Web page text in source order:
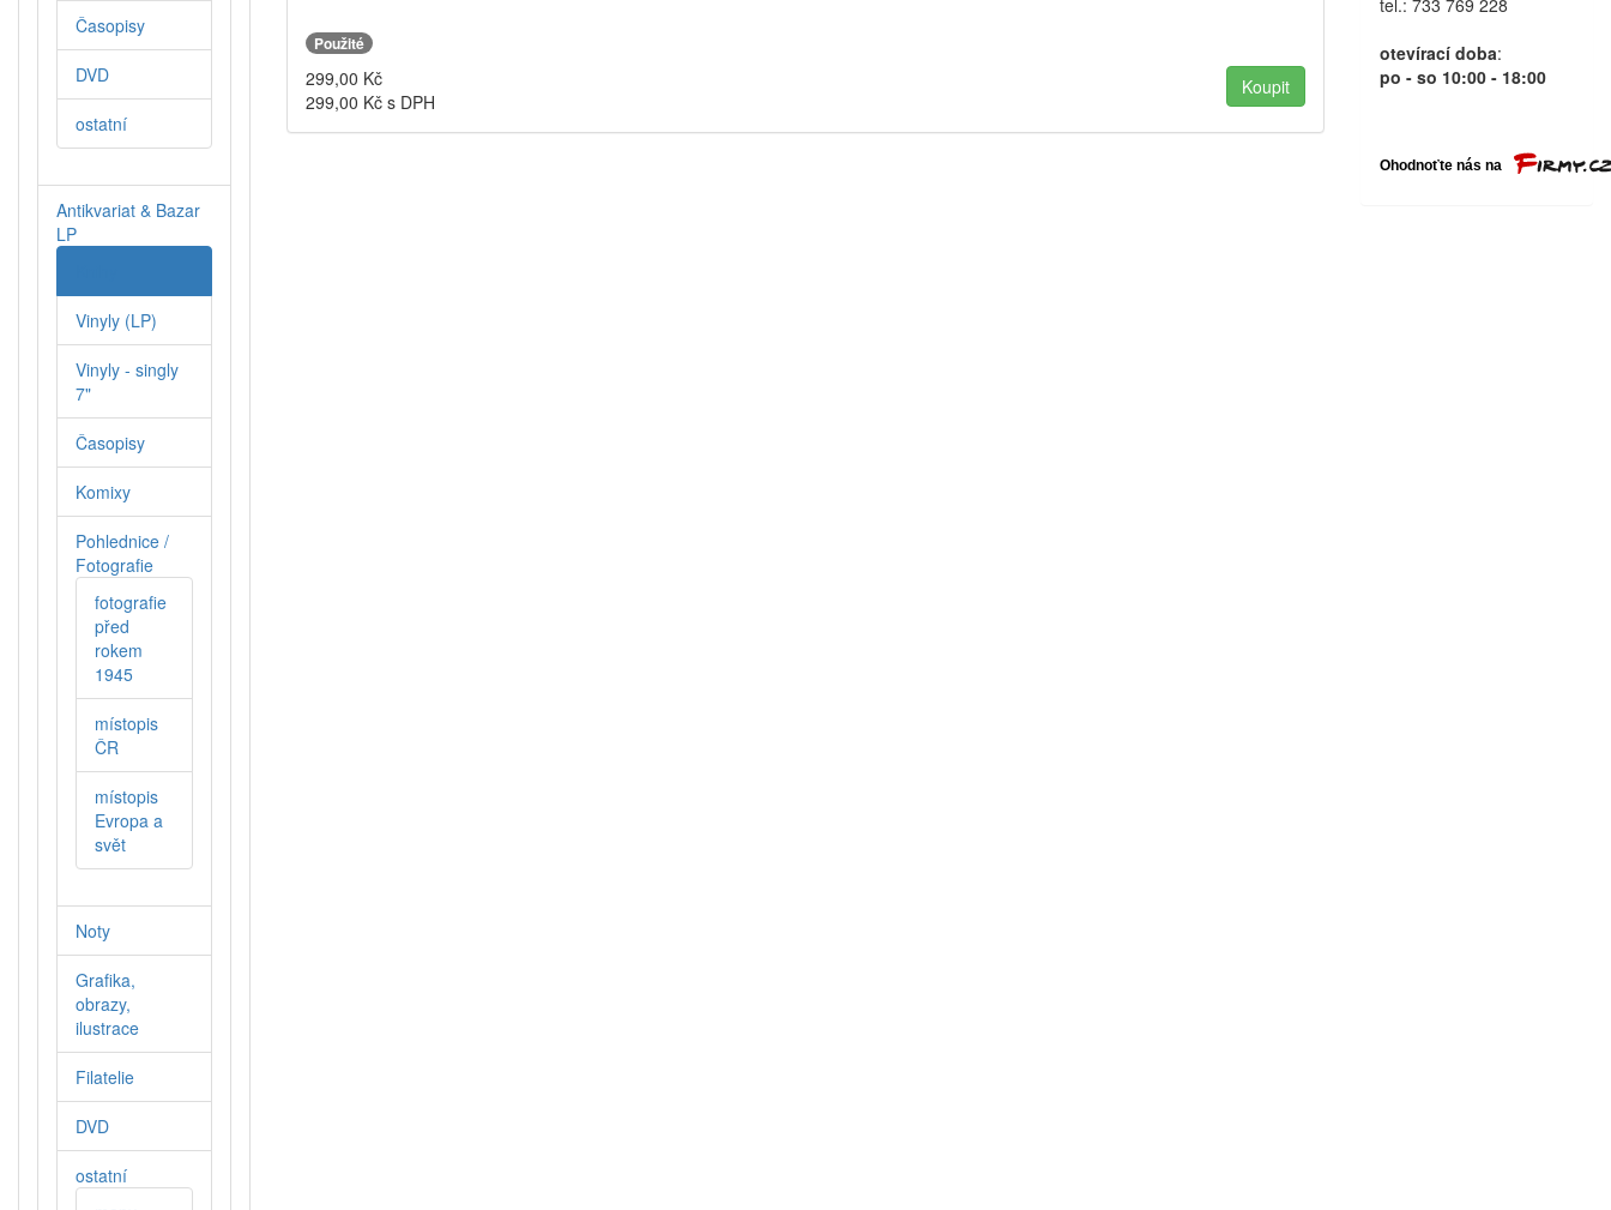
Použité
299,00 Kč
299,00 Kč s DPH
Časopisy
DVD
ostatní
Antikvariat & Bazar
LP
Vinyly (LP)
Vinyly - singly
7"
Časopisy
Komixy
Pohlednice /
Fotografie
fotografie
před
rokem
1945
místopis
ČR
místopis
Evropa a
svět
Noty
Grafika,
obrazy,
ilustrace
Filatelie
DVD
ostatní
tel.: 733 769 228
otevírací doba:
po - so 10:00 - 18:00